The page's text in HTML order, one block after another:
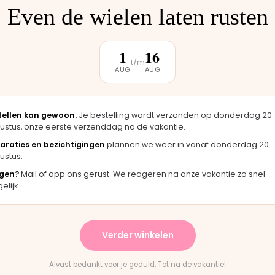
er
onderdeel werd er direct opgezet. Klaar
terwijl je wacht."
Bas · Joolz duwstang
en het paste perfect.
waren duidelijk."
"Persoonlijk contact,
en eerlijk advies. Aanrader."
Rick · Bugaboo onderdeel
Even de wielen laten rusten
1
AUG
t/m16
AUG
kan gewoon. Je bestelling wordt verzonden op donderdag 20
onze eerste verzenddag na de vakantie.
en bezichtigingen plannen we weer in vanaf donderdag 20
Mail of app ons gerust. We reageren na onze vakantie zo snel
Verder winkelen
Alvast bedankt voor je geduld. Tot na de vakantie!